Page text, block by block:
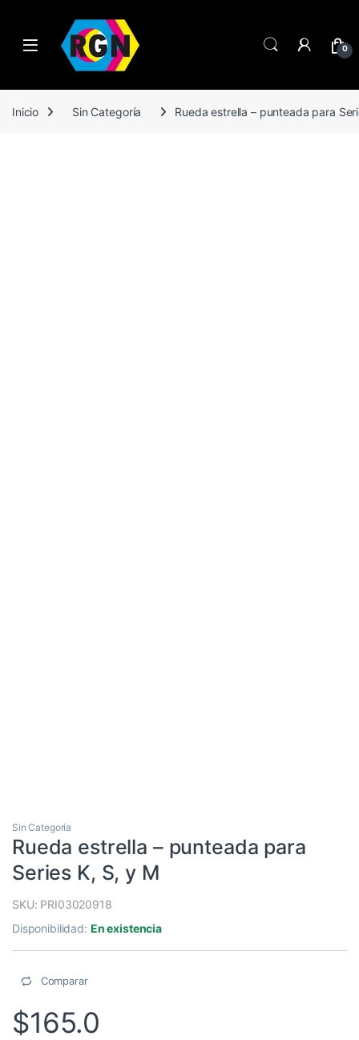
Open 0
Inicio Sin Categoría Rueda estrella – punteada para
Sin Categoría
Rueda estrella – punteada para
Series K, S, y M
SKU: PRI03020918
Disponibilidad: En existencia
Comparar
$165.0